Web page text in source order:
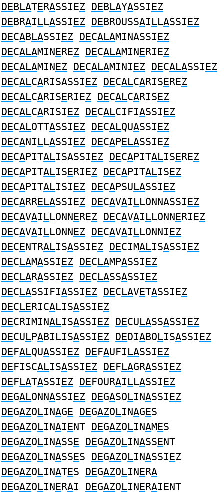
DEBLATERASSIEZ DEBLAYASSIEZ
DEBRAILLASSIEZ DEBROUSSAILLASSIEZ
DECABLASSIEZ DECALAMINASSIEZ
DECALAMINEREZ DECALAMINERIEZ
DECALAMINEZ DECALAMINIEZ DECALASSIEZ
DECALCARISASSIEZ DECALCARISEREZ
DECALCARISERIEZ DECALCARISEZ
DECALCARISIEZ DECALCIFIASSIEZ
DECALOTTASSIEZ DECALQUASSIEZ
DECANILLASSIEZ DECAPELASSIEZ
DECAPITALISASSIEZ DECAPITALISEREZ
DECAPITALISERIEZ DECAPITALISEZ
DECAPITALISIEZ DECAPSULASSIEZ
DECARRELASSIEZ DECAVAILLONNASSIEZ
DECAVAILLONNEREZ DECAVAILLONNERIEZ
DECAVAILLONNEZ DECAVAILLONNIEZ
DECENTRALISASSIEZ DECIMALISASSIEZ
DECLAMASSIEZ DECLAMPASSIEZ
DECLARASSIEZ DECLASSASSIEZ
DECLASSIFIASSIEZ DECLAVETASSIEZ
DECLERICALISASSIEZ
DECRIMINALISASSIEZ DECULASSASSIEZ
DECULPABILISASSIEZ DEDIABOLISASSIEZ
DEFALQUASSIEZ DEFAUFILASSIEZ
DEFISCALISASSIEZ DEFLAGRASSIEZ
DEFLATASSIEZ DEFOURAILLASSIEZ
DEGALONNASSIEZ DEGASOLINASSIEZ
DEGAZOLINAGE DEGAZOLINAGES
DEGAZOLINAIENT DEGAZOLINAMES
DEGAZOLINASSE DEGAZOLINASSENT
DEGAZOLINASSES DEGAZOLINASSIEZ
DEGAZOLINATES DEGAZOLINERA
DEGAZOLINERAI DEGAZOLINERAIENT